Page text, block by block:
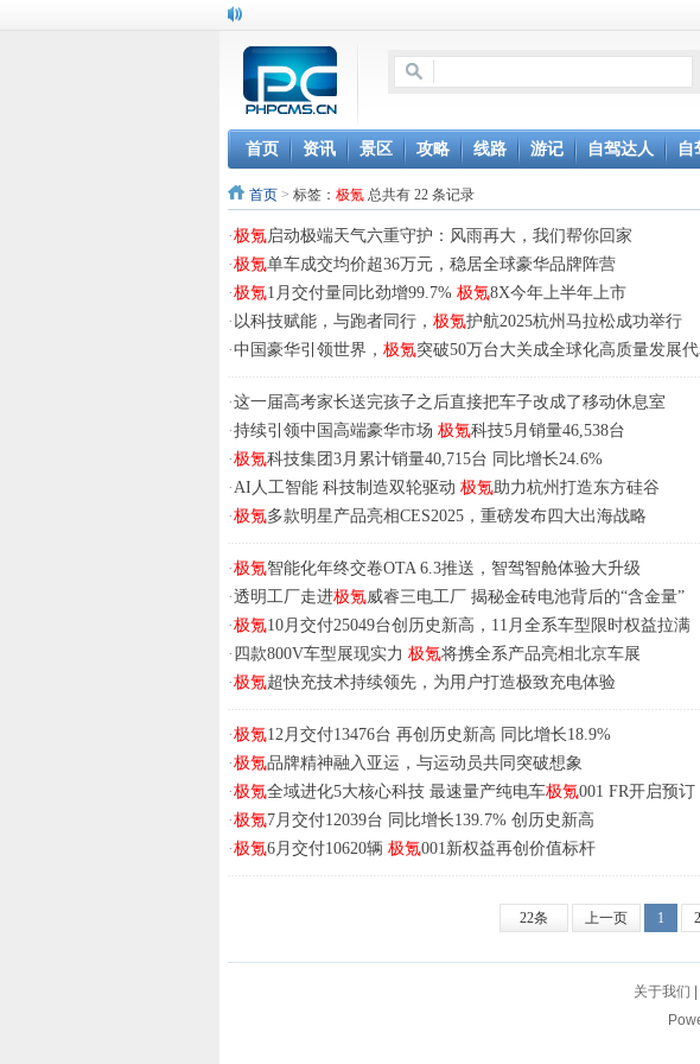
首页 资讯 景区 攻略 线路 游记 自驾达人 自
首页 > 标签： 极氪 总共有 22 条记录
·极氪启动极端天气六重守护：风雨再大，我们帮你回家
·极氪单车成交均价超36万元，稳居全球豪华品牌阵营
·极氪1月交付量同比劲增99.7% 极氪8X今年上半年上市
· 以科技赋能，与跑者同行， 极氪护航2025杭州马拉松成功举行
·中国豪华引领世界， 极氪突破50万台大关成全球化高质量发展
·这一届高考家长送完孩子之后直接把车子改成了移动休息室
·持续引领中国高端豪华市场 极氪科技5月销量46,538台
·极氪科技集团3月累计销量40,715台 同比增长24.6%
·AI人工智能 科技制造双轮驱动 极氪助力杭州打造东方硅谷
·极氪多款明星产品亮相CES2025，重磅发布四大出海战略
·极氪智能化年终交卷OTA 6.3推送，智驾智舱体验大升级
·透明工厂走进极氪威睿三电工厂 揭秘金砖电池背后的“含金量”
·极氪10月交付25049台创历史新高，11月全系车型限时权益拉满
· 四款800V车型展现实力 极氪将携全系产品亮相北京车展
·极氪超快充技术持续领先，为用户打造极致充电体验
·极氪12月交付13476台 再创历史新高 同比增长18.9%
·极氪品牌精神融入亚运，与运动员共同突破想象
·极氪全域进化5大核心科技 最速量产纯电车极氪001 FR开启预订
·极氪7月交付12039台 同比增长139.7% 创历史新高
·极氪6月交付10620辆 极氪001新权益再创价值标杆
22条 上一页 1 2
关于我们